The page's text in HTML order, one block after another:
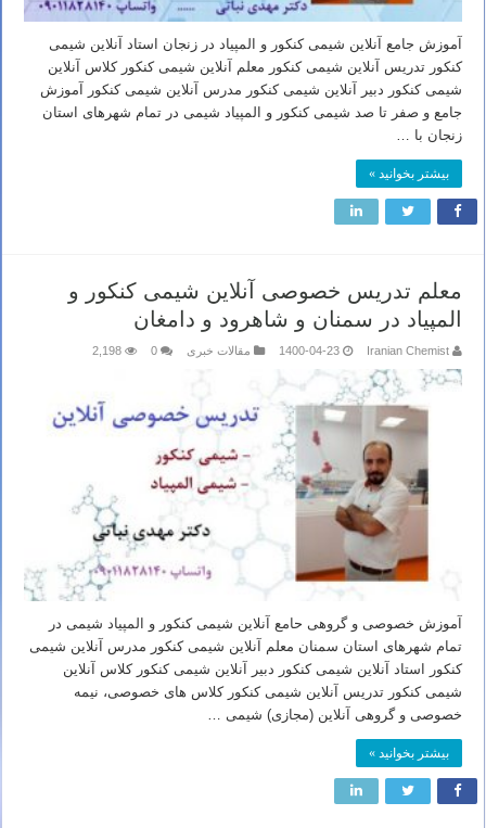
آموزش جامع آنلاین شیمی کنکور و المپیاد در زنجان استاد آنلاین شیمی
کنکور تدریس آنلاین شیمی کنکور معلم آنلاین شیمی کنکور کلاس آنلاین
شیمی کنکور دبیر آنلاین شیمی کنکور مدرس آنلاین شیمی کنکور آموزش
جامع و صفر تا صد شیمی کنکور و المپیاد شیمی در تمام شهرهای استان
زنجان با …
بیشتر بخوانید »
معلم تدریس خصوصی آنلاین شیمی کنکور و
المپیاد در سمنان و شاهرود و دامغان
Iranian Chemist
1400-04-23 مقالات خبری 0
2,198
آموزش خصوصی و گروهی حامع آنلاین شیمی کنکور و المپیاد شیمی در
تمام شهرهای استان سمنان معلم آنلاین شیمی کنکور مدرس آنلاین شیمی
کنکور استاد آنلاین شیمی کنکور دبیر آنلاین شیمی کنکور کلاس آنلاین
شیمی کنکور تدریس آنلاین شیمی کنکور کلاس های خصوصی، نیمه
خصوصی و گروهی آنلاین (مجازی) شیمی …
بیشتر بخوانید »